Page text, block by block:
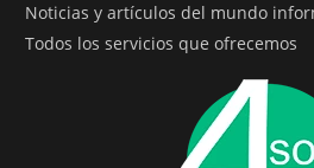
Noticias y artículos del mundo
Todos los servicios que ofrecemos